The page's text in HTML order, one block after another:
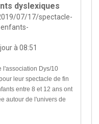
dyslexiques
07/17/spectacle-
à 08:51
l'association Dys/10
leur spectacle de fin
entre 8 et 12 ans ont
autour de l'univers de